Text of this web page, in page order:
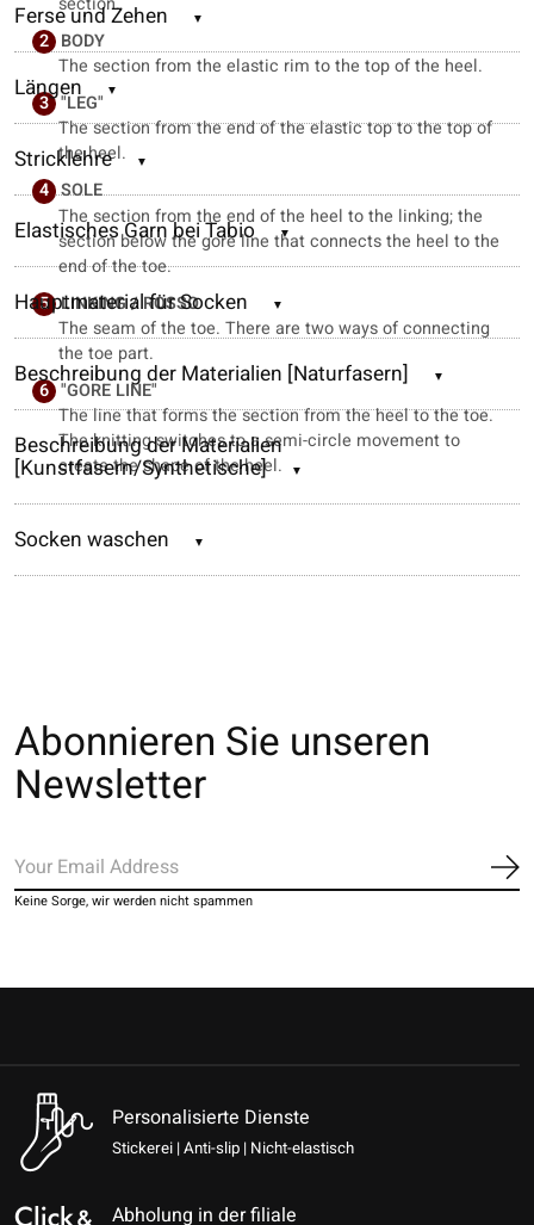
2 BODY
The section from the elastic rim to the top of the heel.
3 "LEG"
The section from the end of the elastic top to the top of
the heel.
4 SOLE
The section from the end of the heel to the linking; the
section below the gore line that connects the heel to the
end of the toe.
5 LINKING / ROSSO
The seam of the toe. There are two ways of connecting
the toe part.
6 "GORE LINE"
The line that forms the section from the heel to the toe.
The knitting switches to a semi-circle movement to
create the shape of the heel.
Ferse und Zehen
Längen
Stricklehre
Elastisches Garn bei Tabio
Hauptmaterial für Socken
Beschreibung der Materialien [Naturfasern]
Beschreibung der Materialien
[Kunstfasern/Synthetische]
Socken waschen
Abonnieren Sie unseren
Newsletter
Keine Sorge, wir werden nicht spammen
Personalisierte Dienste
Stickerei | Anti-slip | Nicht-elastisch
Abholung in der filiale